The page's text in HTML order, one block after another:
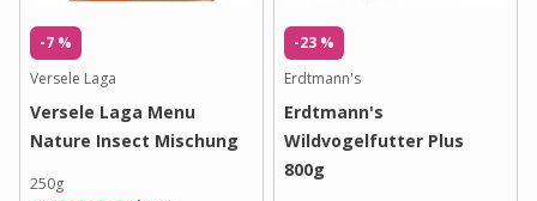
-7 %
Versele Laga
Versele Laga Menu
Nature Insect Mischung
250g
-23 %
Erdtmann's
Erdtmann's
Wildvogelfutter Plus
800g